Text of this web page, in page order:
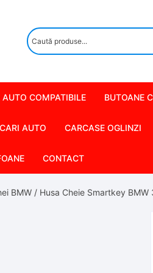
AUTO COMPATIBILE BUTOANE
AUTO CARCASE OGLINZI
CONTACT
BMW / Husa Cheie Smartkey BMW